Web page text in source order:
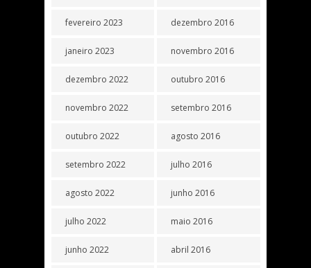
fevereiro 2023
janeiro 2023
dezembro 2022
novembro 2022
outubro 2022
setembro 2022
agosto 2022
julho 2022
junho 2022
dezembro 2016
novembro 2016
outubro 2016
setembro 2016
agosto 2016
julho 2016
junho 2016
maio 2016
abril 2016